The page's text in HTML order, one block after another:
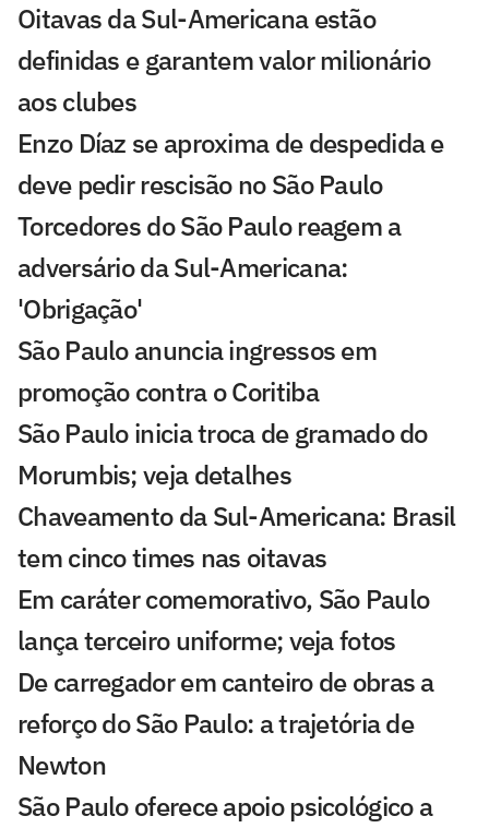
Oitavas da Sul-Americana estão
definidas e garantem valor milionário
aos clubes
Enzo Díaz se aproxima de despedida e
deve pedir rescisão no São Paulo
Torcedores do São Paulo reagem a
adversário da Sul-Americana:
'Obrigação'
São Paulo anuncia ingressos em
promoção contra o Coritiba
São Paulo inicia troca de gramado do
Morumbis; veja detalhes
Chaveamento da Sul-Americana: Brasil
tem cinco times nas oitavas
Em caráter comemorativo, São Paulo
lança terceiro uniforme; veja fotos
De carregador em canteiro de obras a
reforço do São Paulo: a trajetória de
Newton
São Paulo oferece apoio psicológico a